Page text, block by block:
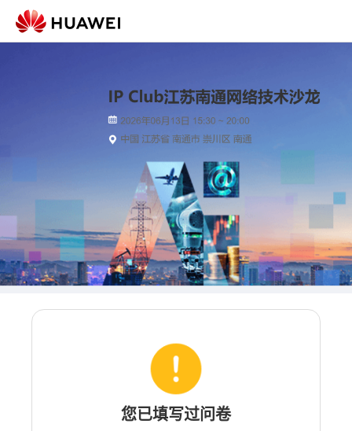
您已填写过问卷